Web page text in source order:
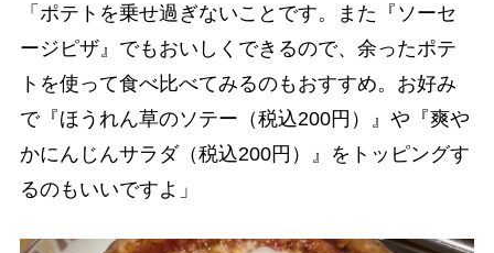
「ポテトを乗せ過ぎないことです。また『ソーセ
ージピザ』でもおいしくできるので、余ったポテ
トを使って食べ比べてみるのもおすすめ。お好み
で『ほうれん草のソテー（税込200円）』や『爽や
かにんじんサラダ（税込200円）』をトッピングす
るのもいいですよ」